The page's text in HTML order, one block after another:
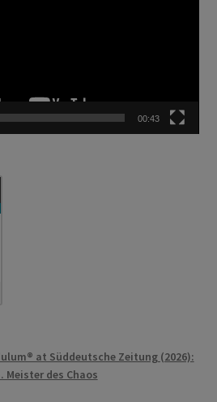
00:43
at Süddeutsche Zeitung (2026):
Meister des Chaos